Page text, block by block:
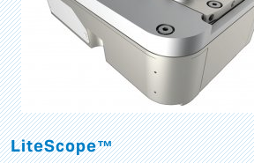
LiteScope™